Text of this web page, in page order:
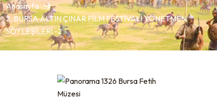
Anasayfa
2. BURSA ALTIN ÇINAR FİLM FESTİVALİ YÖNETMEN
SÖYLEŞİLERİ -2